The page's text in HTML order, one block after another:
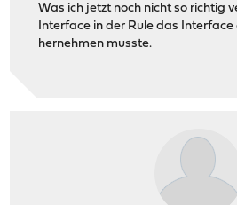
Was ich jetzt noch nicht so richtig
Interface in der Rule das
hernehmen musste.